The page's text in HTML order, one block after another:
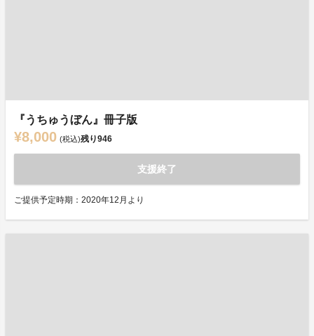
『うちゅうぼん』冊子版
¥8,000 (税込)残り946
支援終了
ご提供予定時期：2020年12月より